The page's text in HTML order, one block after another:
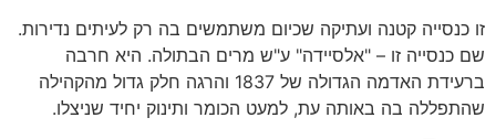
זו כנסייה קטנה ועתיקה שכיום משתמשים בה רק לעיתים נדירות.
שם כנסייה זו – "אלסיידה" ע"ש מרים הבתולה. היא חרבה
ברעידת האדמה הגדולה של 1837 והרגה חלק גדול מהקהילה
שהתפללה בה באותה עת, למעט הכומר ותינוק יחיד שניצלו.